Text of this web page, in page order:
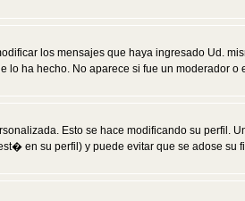
los mensajes que haya ingresado Ud.
ha hecho. No aparece si fue un moderador
Esto se hace modificando su perfil.
en su perfil) y puede evitar que se adose su